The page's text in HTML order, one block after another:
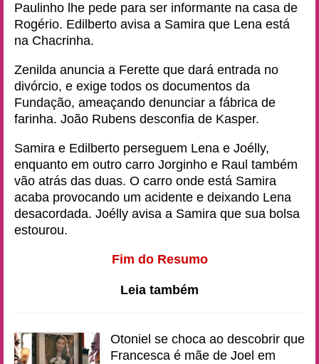
Paulinho lhe pede para ser informante na casa de
Rogério. Edilberto avisa a Samira que Lena está
na Chacrinha.
Zenilda anuncia a Ferette que dará entrada no
divórcio, e exige todos os documentos da
Fundação, ameaçando denunciar a fábrica de
farinha. João Rubens desconfia de Kasper.
Samira e Edilberto perseguem Lena e Joélly,
enquanto em outro carro Jorginho e Raul também
vão atrás das duas. O carro onde está Samira
acaba provocando um acidente e deixando Lena
desacordada. Joélly avisa a Samira que sua bolsa
estourou.
Fim do Resumo
Leia também
Otoniel se choca ao descobrir que
Francesca é mãe de Joel em